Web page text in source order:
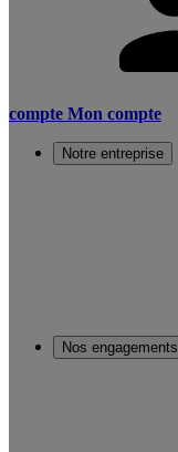
compte Mon compte
Notre entreprise
Nos engagements